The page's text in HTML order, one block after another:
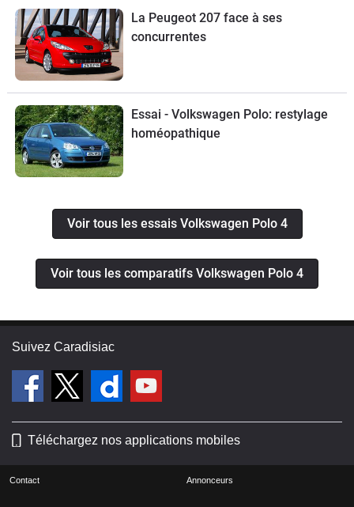
La Peugeot 207 face à ses
concurrentes
Essai - Volkswagen Polo: restylage
homéopathique
Voir tous les essais Volkswagen Polo 4
Voir tous les comparatifs Volkswagen Polo 4
Suivez Caradisiac
Téléchargez nos applications mobiles
Contact Annonceurs